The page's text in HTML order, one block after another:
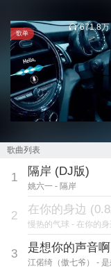
歌单
671.8万
歌曲列表
1 隔岸 (DJ版)
姚六一 - 隔岸
2 在你的身边
慢热的气球 - 在你的
3 是想你的声音啊
江偌绮（傲七爷） -